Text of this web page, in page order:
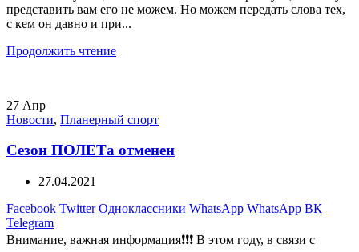
представить вам его не можем. Но можем передать слова тех,
с кем он давно и при...
Продолжить чтение
27 Апр
Новости, Планерный спорт
Сезон ПОЛЕТа отменен
27.04.2021
Facebook Twitter Одноклассники WhatsApp WhatsApp ВК
Telegram
Внимание, важная информация❗❗❗ В этом году, в связи с